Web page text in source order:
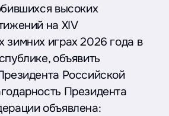
высоких
на XIV
зимних играх 2026 года в
объявить
Российской
Президента
объявлена: